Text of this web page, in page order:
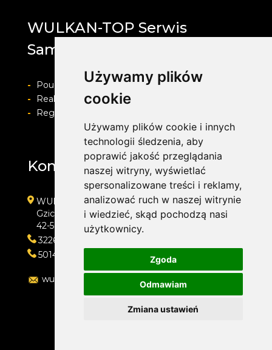
Używamy plików
cookie
Używamy plików cookie i innych
technologii śledzenia, aby
poprawić jakość przeglądania
naszej witryny, wyświetlać
spersonalizowane treści i reklamy,
analizować ruch w naszej witrynie
i wiedzieć, skąd pochodzą nasi
użytkownicy.
Zgoda
Odmawiam
Zmiana ustawień
WULKAN-TOP Serwis
Samochodowy
-
Pouczenie o prawie do odstapienia od umowy
-
Realizacja zamówienia i formy płatności
-
Regulamin i Polityka prywatności
Kontakt
WULKAN-TOP Serwis Samochodowy
Gzichowska 108
42-504 Będzin
322692033
501410313
wulkan-top@wp.pl